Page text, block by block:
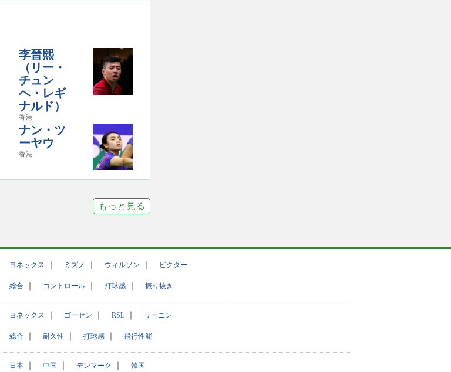
李晉熙
（リー・
チュン
ヘ・レギ
ナルド）
香港
ナン・ツ
ーヤウ
香港
もっと見る
ヨネックス ミズノ ウィルソン ビクター
総合 コントロール 打球感 振り抜き
ヨネックス ゴーセン RSL リーニン
総合 耐久性 打球感 飛行性能
日本 中国 デンマーク 韓国